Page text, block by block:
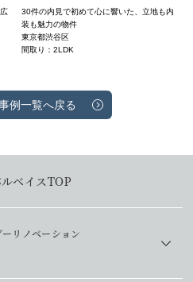
30件の内見で初めて心に響いた、立地も内
装も魅力の物件
東京都渋谷区
間取り：2LDK
例一覧へ戻る
ベイスTOP
リノベーション